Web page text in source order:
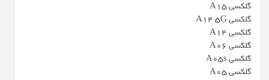
گلکسی A15
گلکسی A14 5G
گلکسی A14
گلکسی A06
گلکسی A05s
گلکسی A05